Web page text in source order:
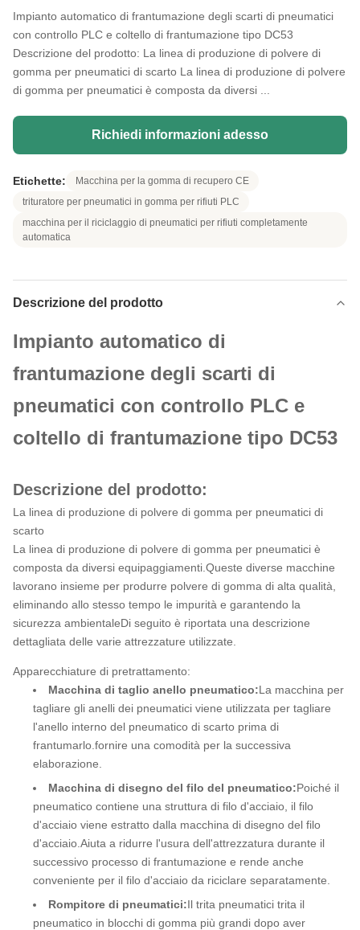
Impianto automatico di frantumazione degli scarti di pneumatici
con controllo PLC e coltello di frantumazione tipo DC53
Descrizione del prodotto: La linea di produzione di polvere di
gomma per pneumatici di scarto La linea di produzione di polvere
di gomma per pneumatici è composta da diversi ...
Richiedi informazioni adesso
Etichette:
Macchina per la gomma di recupero CE
trituratore per pneumatici in gomma per rifiuti PLC
macchina per il riciclaggio di pneumatici per rifiuti completamente
automatica
Descrizione del prodotto
Impianto automatico di
frantumazione degli scarti di
pneumatici con controllo PLC e
coltello di frantumazione tipo DC53
Descrizione del prodotto:
La linea di produzione di polvere di gomma per pneumatici di
scarto
La linea di produzione di polvere di gomma per pneumatici è
composta da diversi equipaggiamenti.Queste diverse macchine
lavorano insieme per produrre polvere di gomma di alta qualità,
eliminando allo stesso tempo le impurità e garantendo la
sicurezza ambientaleDi seguito è riportata una descrizione
dettagliata delle varie attrezzature utilizzate.
Apparecchiature di pretrattamento:
Macchina di taglio anello pneumatico:La macchina per
tagliare gli anelli dei pneumatici viene utilizzata per tagliare
l'anello interno del pneumatico di scarto prima di
frantumarlo.fornire una comodità per la successiva
elaborazione.
Macchina di disegno del filo del pneumatico:Poiché il
pneumatico contiene una struttura di filo d'acciaio, il filo
d'acciaio viene estratto dalla macchina di disegno del filo
d'acciaio.Aiuta a ridurre l'usura dell'attrezzatura durante il
successivo processo di frantumazione e rende anche
conveniente per il filo d'acciaio da riciclare separatamente.
Rompitore di pneumatici:Il trita pneumatici trita il
pneumatico in blocchi di gomma più grandi dopo aver